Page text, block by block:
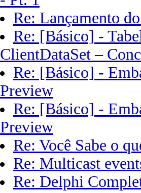
Re: Lançamento
Re: [Básico] -
ClientDataSet –
Re: [Básico] -
Preview
Re: [Básico] -
Preview
Re: Você Sabe o
Re: Multicast
Re: Delphi